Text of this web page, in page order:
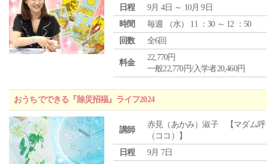
日程
9月 4日 ～ 10月 9日
時間
毎週 （水） 11 ：30 ～ 12 ：50
回数
全6回
料金
22,770円
一般22,770円/入学者20,460円
おうちでできる『除災招福』ライフ2024
講師
赤見（あかみ）淑子 【マダム呼
（ココ）】
日程
9月 7日